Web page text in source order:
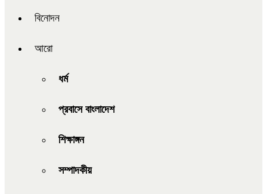
বিনোদন
আরো
ধর্ম
প্রবাসে বাংলাদেশ
শিক্ষাঙ্গন
সম্পাদকীয়